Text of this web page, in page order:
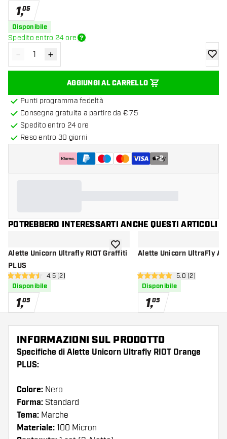
1,05
Disponibile
Spedito entro 24 ore
Diminuisci quantità
- Aumenta quantità
+
AGGIUNGI AL CARRELLO
Punti programma fedeltà
Consegna gratuita a partire da € 75
Spedito entro 24 ore
Reso entro 30 giorni
+2
POTREBBERO INTERESSARTI ANCHE QUESTI ARTICOLI
Alette Unicorn Ultrafly RIOT Graffiti
PLUS
apri pannello recensioni
4.5 stelle di valutazione
4.5 (2)
Disponibile
1,05
aggiungi alla lista dei desideri
Alette Unicorn UltraFly
apri pannello
5 stelle di valutazione
5.0 (2)
Disponibile
1,05
INFORMAZIONI SUL PRODOTTO
Specifiche di Alette Unicorn Ultrafly RIOT Orange
PLUS:
Colore: Nero
Forma: Standard
Tema: Marche
Materiale: 100 Micron